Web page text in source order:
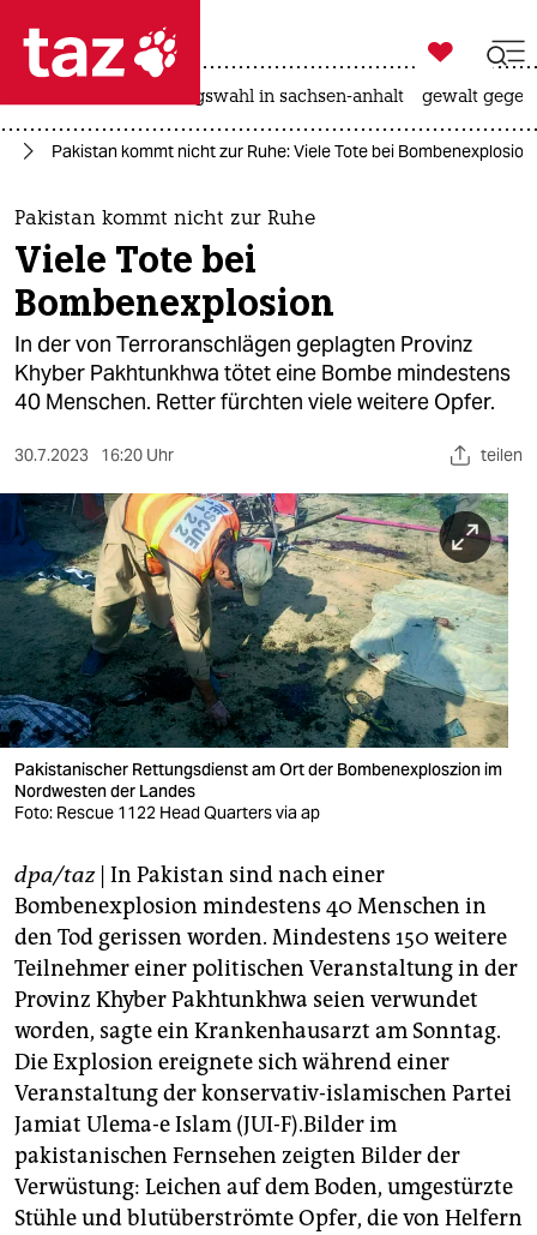
 taz zahl ich
taz zahl ich
themen
politik
öko
gesellschaft
sport
berlin
nord
wahrheit
verlag
verlag
veranstaltungen
fragen & hilfe
unterstützen
abo
genossenschaft
epaper login

taz zahl ich
landtagswahl in sachsen-anhalt gewalt
Pakistan kommt nicht zur Ruhe: Viele Tote bei Bombenexplosion
Pakistan kommt nicht zur Ruhe
Viele Tote bei
Bombenexplosion
In der von Terroranschlägen geplagten Provinz
Khyber Pakhtunkhwa tötet eine Bombe mindestens
40 Menschen. Retter fürchten viele weitere Opfer.​
30.7.2023 16:20 Uhr teilen
Pakistanischer Rettungsdienst am Ort der Bombenexploszion im
Nordwesten der Landes
Foto: Rescue 1122 Head Quarters via ap
dpa/taz| In Pakistan sind nach einer
Bombenexplosion mindestens 40 Menschen in
den Tod gerissen worden. Mindestens 150 weitere
Teilnehmer einer politischen Veranstaltung in der
Provinz Khyber Pakhtunkhwa seien verwundet
worden, sagte ein Krankenhausarzt am Sonntag.
Die Explosion ereignete sich während einer
Veranstaltung der konservativ-islamischen Partei
Jamiat Ulema-e Islam (JUI-F).Bilder im
pakistanischen Fernsehen zeigten Bilder der
Verwüstung: Leichen auf dem Boden, umgestürzte
Stühle und blutüberströmte Opfer, die von Helfern